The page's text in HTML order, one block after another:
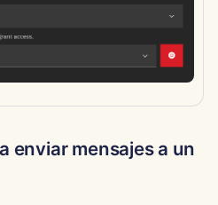
enviar mensajes a un